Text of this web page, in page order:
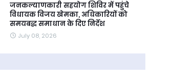
जनकल्याणकारी सहयोग शिविर में पहुंचे
विधायक विजय खेमका, अधिकारियों को
समयबद्ध समाधान के दिए निर्देश
July 08, 2026